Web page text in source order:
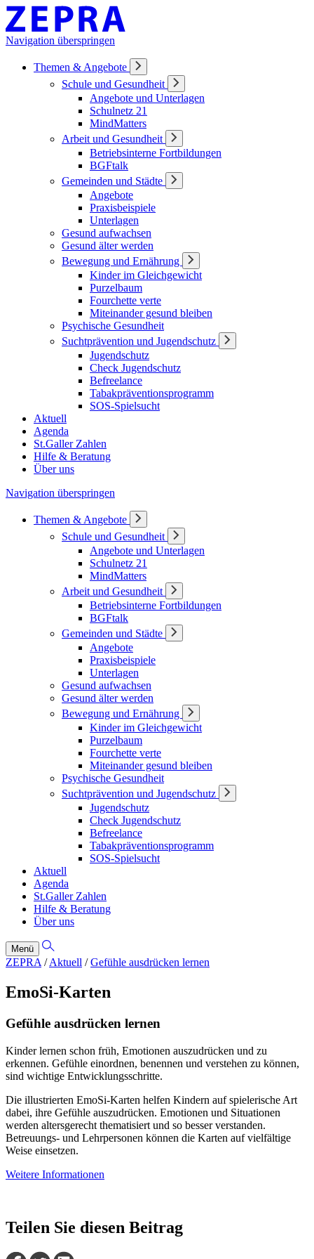
Navigation überspringen
Themen & Angebote
Schule und Gesundheit
Angebote und Unterlagen
Schulnetz 21
MindMatters
Arbeit und Gesundheit
Betriebsinterne Fortbildungen
BGFtalk
Gemeinden und Städte
Angebote
Praxisbeispiele
Unterlagen
Gesund aufwachsen
Gesund älter werden
Bewegung und Ernährung
Kinder im Gleichgewicht
Purzelbaum
Fourchette verte
Miteinander gesund bleiben
Psychische Gesundheit
Suchtprävention und Jugendschutz
Jugendschutz
Check Jugendschutz
Befreelance
Tabakpräventionsprogramm
SOS-Spielsucht
Aktuell
Agenda
St.Galler Zahlen
Hilfe & Beratung
Über uns
Navigation überspringen
Themen & Angebote
Schule und Gesundheit
Angebote und Unterlagen
Schulnetz 21
MindMatters
Arbeit und Gesundheit
Betriebsinterne Fortbildungen
BGFtalk
Gemeinden und Städte
Angebote
Praxisbeispiele
Unterlagen
Gesund aufwachsen
Gesund älter werden
Bewegung und Ernährung
Kinder im Gleichgewicht
Purzelbaum
Fourchette verte
Miteinander gesund bleiben
Psychische Gesundheit
Suchtprävention und Jugendschutz
Jugendschutz
Check Jugendschutz
Befreelance
Tabakpräventionsprogramm
SOS-Spielsucht
Aktuell
Agenda
St.Galler Zahlen
Hilfe & Beratung
Über uns
Menü
ZEPRA / Aktuell / Gefühle ausdrücken lernen
EmoSi-Karten
Gefühle ausdrücken lernen
Kinder lernen schon früh, Emotionen auszudrücken und zu
erkennen. Gefühle einordnen, benennen und verstehen zu können,
sind wichtige Entwicklungsschritte.
Die illustrierten EmoSi-Karten helfen Kindern auf spielerische Art
dabei, ihre Gefühle auszudrücken. Emotionen und Situationen
werden altersgerecht thematisiert und so besser verstanden.
Betreuungs- und Lehrpersonen können die Karten auf vielfältige
Weise einsetzen.
Weitere Informationen
Teilen Sie diesen Beitrag